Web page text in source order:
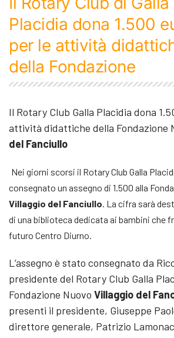
Placidia dona 1.500
per le attività
della Fondazione
Il Rotary Club Galla Placidia dona
attività didattiche della Fondazione
del Fanciullo
Nei giorni scorsi il Rotary Club Galla
consegnato un assegno di 1.500 alla
Villaggio del Fanciullo. La cifra sarà
di una biblioteca dedicata ai bambini che
futuro Centro Diurno.
L’assegno è stato consegnato da
presidente del Rotary Club Galla
Fondazione Nuovo Villaggio del
presenti il presidente, Giuseppe
direttore generale, Patrizio